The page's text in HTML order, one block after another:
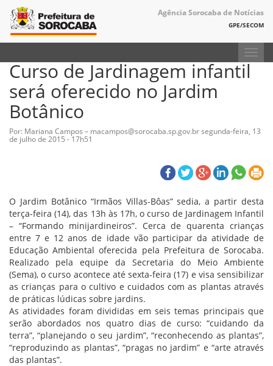
Agência Sorocaba de Notícias
GPE/SECOM
Curso de Jardinagem infantil
será oferecido no Jardim
Botânico
Por: Mariana Campos – macampos@sorocaba.sp.gov.brsegunda-feira, 13
de julho de 2015 - 17h51
O Jardim Botânico “Irmãos Villas-Bôas” sedia, a partir desta
terça-feira (14), das 13h às 17h, o curso de Jardinagem Infantil
– “Formando minijardineiros”. Cerca de quarenta crianças
entre 7 e 12 anos de idade vão participar da atividade de
Educação Ambiental oferecida pela Prefeitura de Sorocaba.
Realizado pela equipe da Secretaria do Meio Ambiente
(Sema), o curso acontece até sexta-feira (17) e visa sensibilizar
as crianças para o cultivo e cuidados com as plantas através
de práticas lúdicas sobre jardins.
As atividades foram divididas em seis temas principais que
serão abordados nos quatro dias de curso: “cuidando da
terra”, “planejando o seu jardim”, “reconhecendo as plantas”,
“reproduzindo as plantas”, “pragas no jardim” e “arte através
das plantas”.